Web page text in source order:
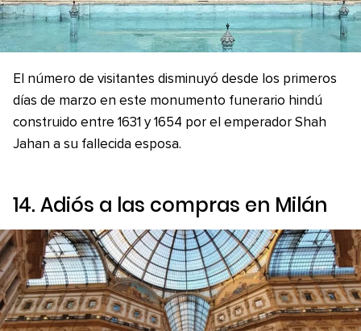
El número de visitantes disminuyó desde los primeros
días de marzo en este monumento funerario hindú
construido entre 1631 y 1654 por el emperador Shah
Jahan a su fallecida esposa.
14. Adiós a las compras en Milán